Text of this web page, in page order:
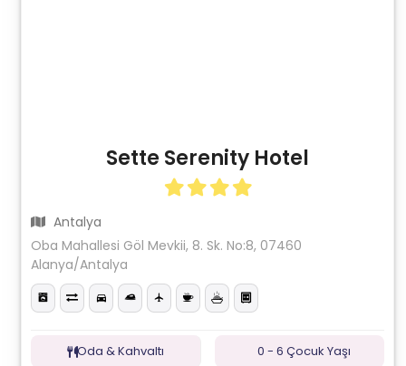
Sette Serenity Hotel
Antalya
Oba Mahallesi Göl Mevkii, 8. Sk. No:8, 07460
Alanya/Antalya
Oda & Kahvaltı 0 - 6 Çocuk Yaşı